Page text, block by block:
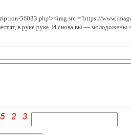
56033.php'><img src = 'https://
в руке рука. И снова вы —